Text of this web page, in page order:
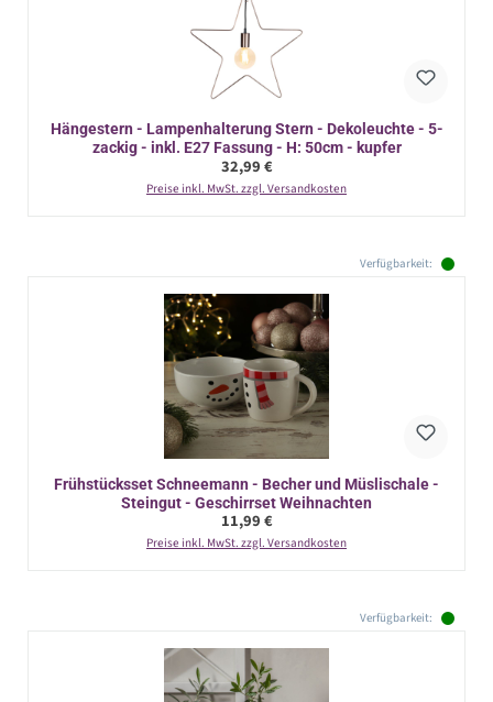
Hängestern - Lampenhalterung Stern - Dekoleuchte - 5-
zackig - inkl. E27 Fassung - H: 50cm - kupfer
Regulärer Preis:
32,99 €
Preise inkl. MwSt. zzgl. Versandkosten
Verfügbarkeit:
Frühstücksset Schneemann - Becher und Müslischale -
Steingut - Geschirrset Weihnachten
Regulärer Preis:
11,99 €
Preise inkl. MwSt. zzgl. Versandkosten
Verfügbarkeit: